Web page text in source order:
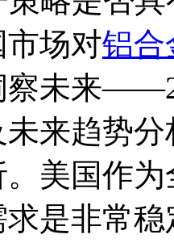
场对铝合
察未来
来趋势
美国作
求是非常